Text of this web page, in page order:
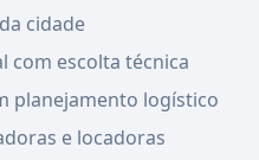
cidade
com escolta técnica
planejamento logístico
e locadoras